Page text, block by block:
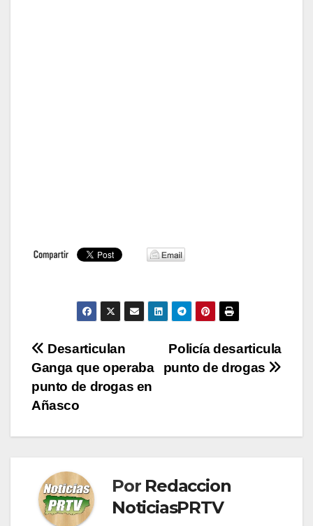
Navegación
de
entradas
Policía desarticula
punto de drogas
Desarticulan
Ganga que operaba
punto de drogas en
Añasco
Por Redaccion
NoticiasPRTV